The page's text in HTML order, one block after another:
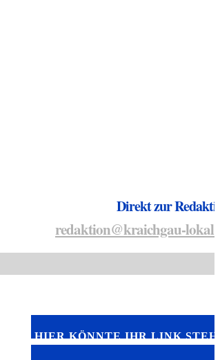
Direkt zur
redaktion@kraichgau-
HIER KÖNNTE IHR LINK